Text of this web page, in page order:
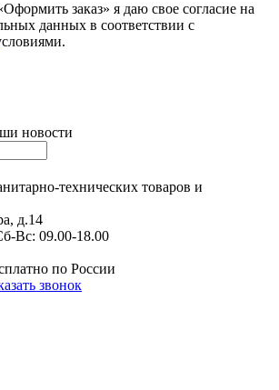
заказ» я даю свое согласие на
данных в соответствии с
новости
технических товаров и
д.14
Вс: 09.00-18.00
по России
звонок